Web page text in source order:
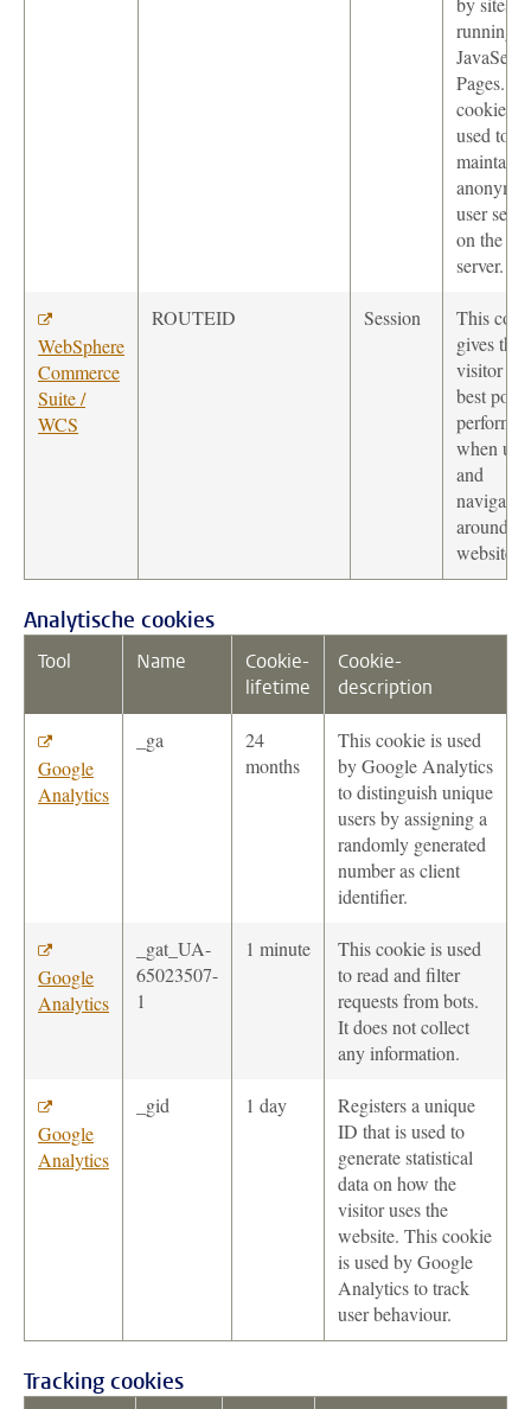
running
Pages.
cookie is
used to
maintain
user
on the
server.
WebSphere
Commerce
Suite /
WCS
ROUTEID Session
This
gives the
visitor the
best
when
and
around
website.
Analytische cookies
Tool Name
Cookie-
lifetime
Cookie-
description
Google
Analytics
_ga
24
months
This cookie is used
by Google Analytics
to distinguish unique
users by assigning a
randomly generated
number as client
identifier.
Google
Analytics
_gat_UA-
65023507-
1
1 minute
This cookie is used
to read and filter
requests from bots.
It does not collect
any information.
Google
Analytics
_gid 1 day
Registers a unique
ID that is used to
generate statistical
data on how the
visitor uses the
website. This cookie
is used by Google
Analytics to track
user behaviour.
Tracking cookies